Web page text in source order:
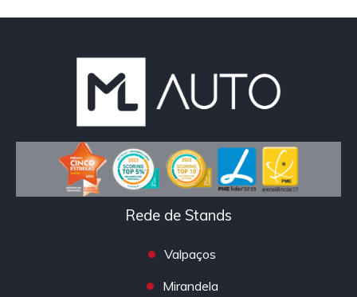
Rede de Stands
Valpaços
Mirandela